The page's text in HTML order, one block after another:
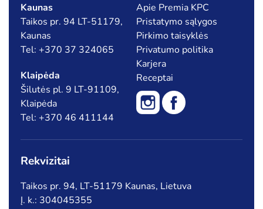
Specialūs pasiūlymai
Kaunas
Taikos pr. 94 LT-51179,
Kaunas
Tel: +370 37 324065
Klaipėda
Šilutės pl. 9 LT-91109,
Klaipėda
Tel: +370 46 411144
Apie Premia KPC
Pristatymo sąlygos
Pirkimo taisyklės
Privatumo politika
Karjera
Receptai
Rekvizitai
Taikos pr. 94, LT-51179 Kaunas, Lietuva
Į. k.: 304045355